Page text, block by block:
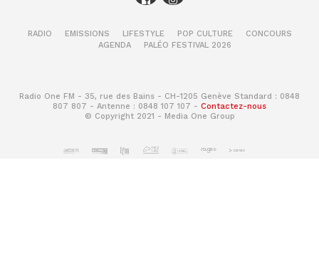
RADIO EMISSIONS LIFESTYLE POP CULTURE
CONCOURS
AGENDA
PALÉO FESTIVAL 2026
Radio One FM - 35, rue des Bains - CH-1205 Genève Standard : 0848
807 807 - Antenne : 0848 107 107 - Contactez-nous
© Copyright 2021 - Media One Group